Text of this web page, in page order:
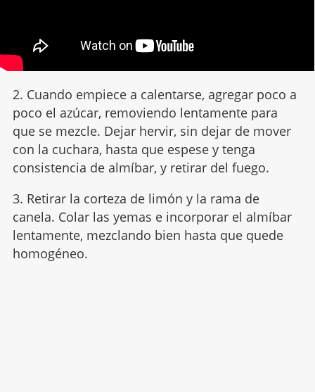
2. Cuando empiece a calentarse, agregar poco a
poco el azúcar, removiendo lentamente para
que se mezcle. Dejar hervir, sin dejar de mover
con la cuchara, hasta que espese y tenga
consistencia de almíbar, y retirar del fuego.
3. Retirar la corteza de limón y la rama de
canela. Colar las yemas e incorporar el almíbar
lentamente, mezclando bien hasta que quede
homogéneo.